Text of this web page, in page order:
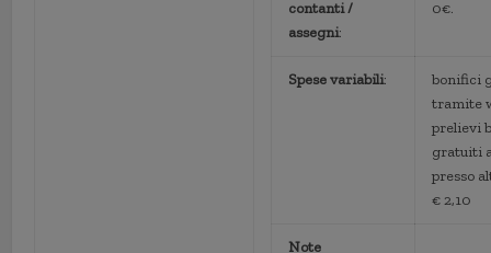
contanti /
assegni:
0€.
Spese variabili:
bonifici
tramite
prelievi
gratuiti
presso
€ 2,10
Note